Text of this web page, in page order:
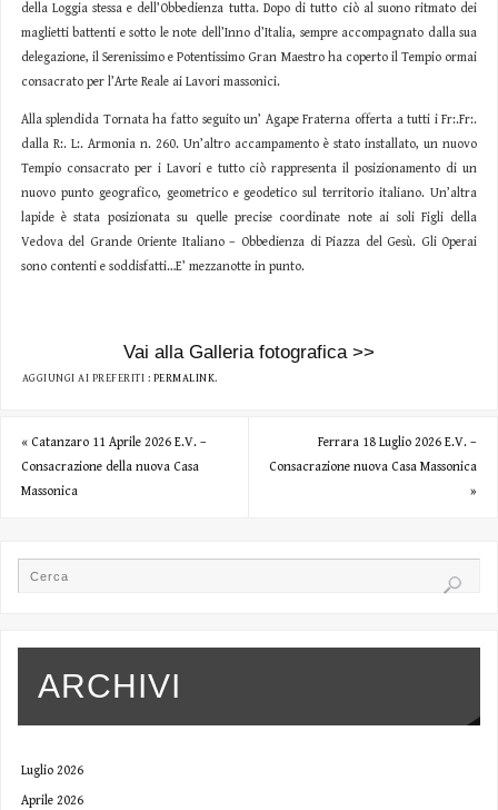
della Loggia stessa e dell’Obbedienza tutta. Dopo di tutto ciò al suono ritmato dei
maglietti battenti e sotto le note dell’Inno d’Italia, sempre accompagnato dalla sua
delegazione, il Serenissimo e Potentissimo Gran Maestro ha coperto il Tempio ormai
consacrato per l’Arte Reale ai Lavori massonici.
Alla splendida Tornata ha fatto seguito un’ Agape Fraterna offerta a tutti i Fr:.Fr:.
dalla R:. L:. Armonia n. 260. Un’altro accampamento è stato installato, un nuovo
Tempio consacrato per i Lavori e tutto ciò rappresenta il posizionamento di un
nuovo punto geografico, geometrico e geodetico sul territorio italiano. Un’altra
lapide è stata posizionata su quelle precise coordinate note ai soli Figli della
Vedova del Grande Oriente Italiano – Obbedienza di Piazza del Gesù. Gli Operai
sono contenti e soddisfatti…E’ mezzanotte in punto.
Vai alla Galleria fotografica >>
AGGIUNGI AI PREFERITI : PERMALINK.
«Catanzaro 11 Aprile 2026 E.V. –
Consacrazione della nuova Casa
Massonica
Ferrara 18 Luglio 2026 E.V. –
Consacrazione nuova Casa Massonica
»
ARCHIVI
Luglio 2026
Aprile 2026